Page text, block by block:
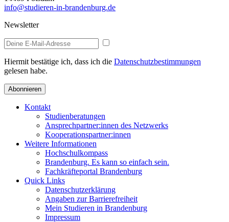
info@studieren-in-brandenburg.de
Newsletter
Hiermit bestätige ich, dass ich die Datenschutzbestimmungen
gelesen habe.
Abonnieren
Kontakt
Studienberatungen
Ansprechpartner:innen des Netzwerks
Kooperationspartner:innen
Weitere Informationen
Hochschulkompass
Brandenburg. Es kann so einfach sein.
Fachkräfteportal Brandenburg
Quick Links
Datenschutzerklärung
Angaben zur Barrierefreiheit
Mein Studieren in Brandenburg
Impressum